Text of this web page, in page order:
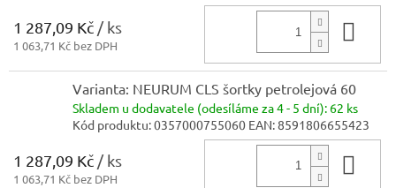
1 287,09 Kč / ks
1 063,71 Kč bez DPH
Varianta: NEURUM CLS šortky petrolejová 60
Skladem u dodavatele (odesíláme za 4 - 5 dní): 62 ks
Kód produktu:0357000755060 EAN:8591806655423
1 287,09 Kč / ks
1 063,71 Kč bez DPH